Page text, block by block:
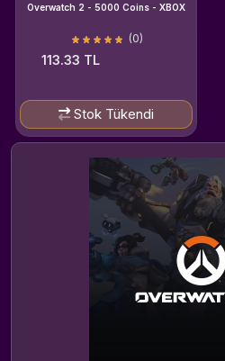
Overwatch 2 - 5000 Coins - XBOX
(0)
113.33 TL
Stok Tükendi